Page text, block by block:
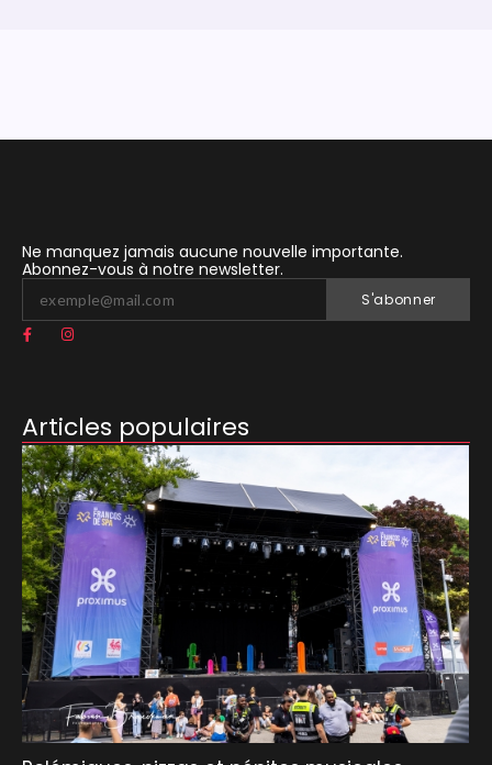
Ne manquez jamais aucune nouvelle importante.
Abonnez-vous à notre newsletter.
S'abonner
Articles populaires